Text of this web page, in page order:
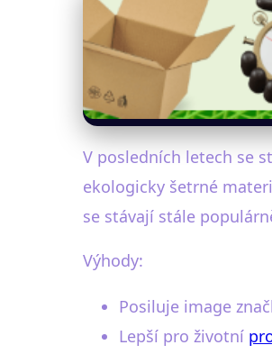
V posledních letech se
ekologicky šetrné
se stávají stále
Výhody:
Posiluje image
Lepší pro životní